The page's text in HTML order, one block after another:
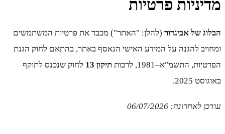
מדיניות פרטיות
הבלוג של אביגדור (להלן: "האתר") מכבד את פרטיות המשתמשים
ומחויב להגנה על המידע האישי הנאסף באתר, בהתאם לחוק הגנת
הפרטיות, התשמ"א–1981, לרבות
תיקון 13
לחוק שנכנס לתוקף
באוגוסט 2025.
עודכן לאחרונה: 06/07/2026